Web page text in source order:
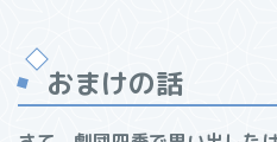
おまけの話